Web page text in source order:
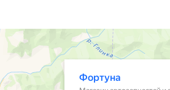
[47]
[56]
[13]